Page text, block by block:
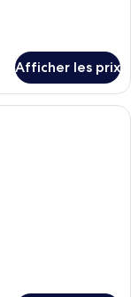
Afficher les prix
d’hôtel avec un